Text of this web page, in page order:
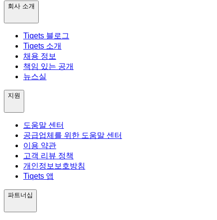
회사 소개
Tiqets 블로그
Tiqets 소개
채용 정보
책임 있는 공개
뉴스실
지원
도움말 센터
공급업체를 위한 도움말 센터
이용 약관
고객 리뷰 정책
개인정보보호방침
Tiqets 앱
파트너십